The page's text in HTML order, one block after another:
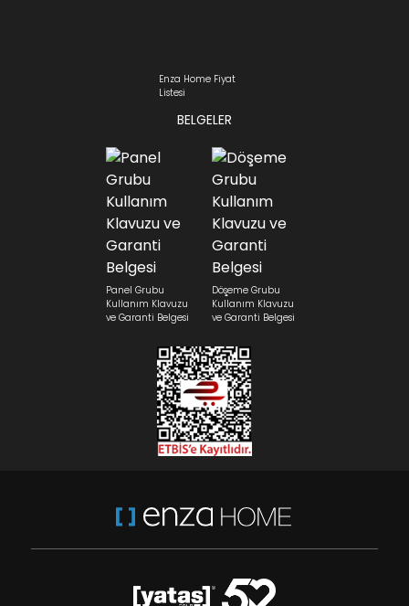
Enza Home Fiyat
Listesi
BELGELER
Panel Grubu
Kullanım Klavuzu
ve Garanti Belgesi
Döşeme Grubu
Kullanım Klavuzu
ve Garanti Belgesi